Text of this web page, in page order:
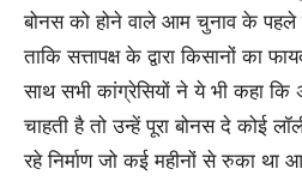
बोनस को होने वाले आम चुनाव के पहले
ताकि सत्तापक्ष के द्वारा किसानों का
साथ सभी कांग्रेसियों ने ये भी कहा कि
चाहती है तो उन्हें पूरा बोनस दे कोई
रहे निर्माण जो कई महीनों से रुका